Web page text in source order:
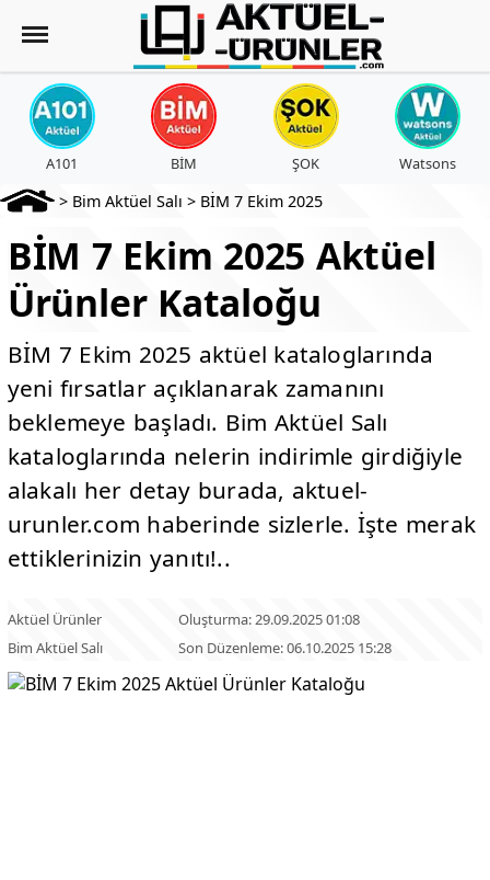
A101 BİM ŞOK Watsons
> Bim Aktüel Salı > BİM 7 Ekim 2025
BİM 7 Ekim 2025 Aktüel
Ürünler Kataloğu
BİM 7 Ekim 2025 aktüel kataloglarında
yeni fırsatlar açıklanarak zamanını
beklemeye başladı. Bim Aktüel Salı
kataloglarında nelerin indirimle girdiğiyle
alakalı her detay burada, aktuel-
urunler.com haberinde sizlerle. İşte merak
ettiklerinizin yanıtı!..
Aktüel Ürünler
Bim Aktüel Salı
Oluşturma: 29.09.2025 01:08
Son Düzenleme: 06.10.2025 15:28